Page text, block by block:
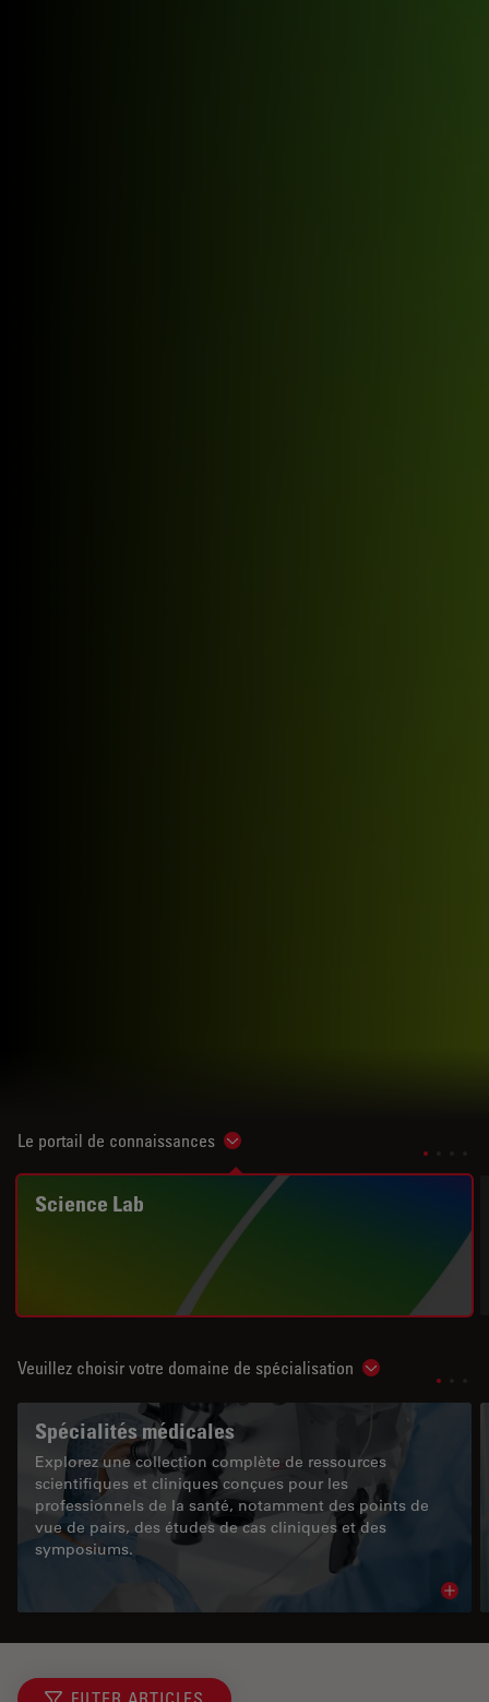
Le portail de connaissances Show subnavigation
Science Lab
Veuillez choisir votre domaine de spécialisation Show
Spécialités médicales
Explorez une collection complète de ressources
scientifiques et cliniques conçues pour les
professionnels de la santé, notamment des points de
vue de pairs, des études de cas cliniques et des
symposiums.